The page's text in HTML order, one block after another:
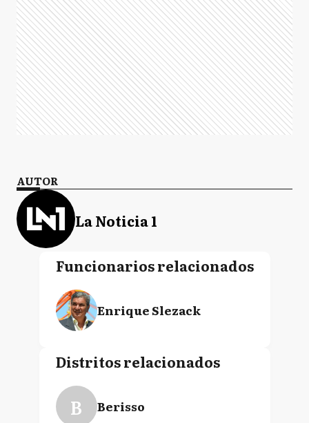
AUTOR
La Noticia 1
Funcionarios relacionados
Enrique Slezack
Distritos relacionados
B Berisso